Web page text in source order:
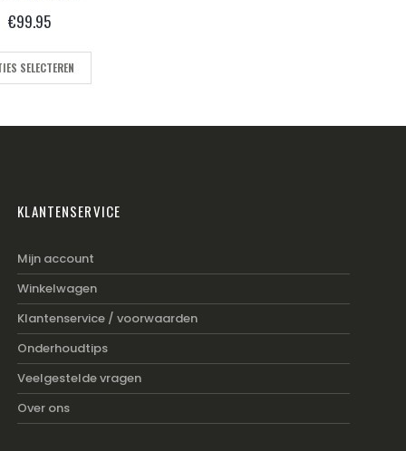
€99.95
SELECTEREN
KLANTENSERVICE
Mijn account
Winkelwagen
Klantenservice / voorwaarden
Onderhoudtips
Veelgestelde vragen
Over ons